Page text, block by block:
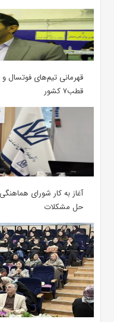
قهرمانی تیم‌های فوتسال و
قطب۷ کشور
آغاز به کار شورای
حل مشکلات